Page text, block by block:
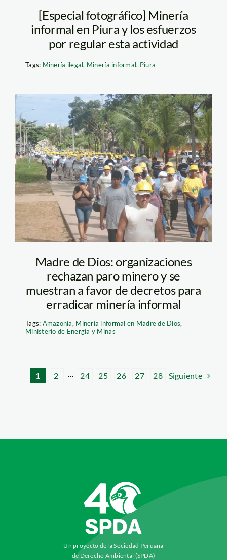
[Especial fotográfico] Minería
informal en Piura y los esfuerzos
por regular esta actividad
Tags: Minería ilegal, Minería informal, Piura
Madre de Dios: organizaciones
rechazan paro minero y se
muestran a favor de decretos para
erradicar minería informal
Tags: Amazonía, Minería informal en Madre de Dios,
Ministerio de Energía y Minas
1 2 ··· 24 25 26 27 28 Siguiente
Un proyecto de la Sociedad Peruana
de Derecho Ambiental (SPDA)